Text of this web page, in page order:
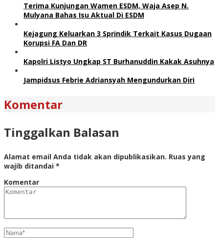
Terima Kunjungan Wamen ESDM, Waja Asep N.
Mulyana Bahas Isu Aktual Di ESDM
Kejagung Keluarkan 3 Sprindik Terkait Kasus Dugaan
Korupsi FA Dan DR
Kapolri Listyo Ungkap ST Burhanuddin Kakak Asuhnya
Jampidsus Febrie Adriansyah Mengundurkan Diri
Komentar
Tinggalkan Balasan
Alamat email Anda tidak akan dipublikasikan. Ruas yang
wajib ditandai *
Komentar